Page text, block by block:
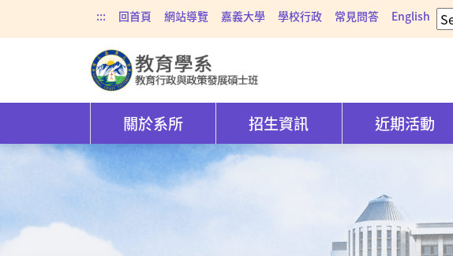
::: 回首頁 網站導覽 嘉義大學 學校行政 常見問答 English
關於系所 招生資訊 近期活動